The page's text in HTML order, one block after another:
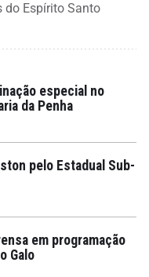
do Espírito Santo
especial no
da Penha
pelo Estadual Sub-
em programação
Galo